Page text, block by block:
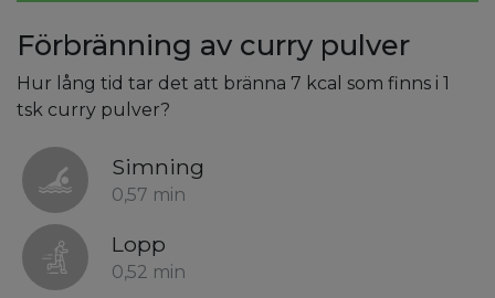
Förbränning av curry pulver
Hur lång tid tar det att bränna 7 kcal som finns i 1
tsk curry pulver?
Simning
0,57 min
Lopp
0,52 min